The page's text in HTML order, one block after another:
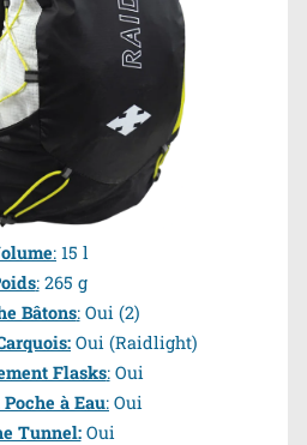
: 15 l
:265 g
Bâtons:Oui (2)
Oui (Raidlight)
Flasks:Oui
Poche à Eau: Oui
Tunnel:Oui